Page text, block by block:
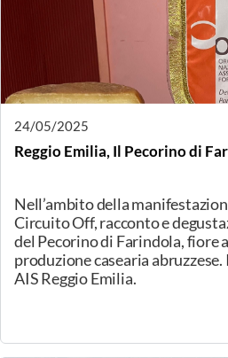
Gorgonzola incontra i
Per celebrare Gorgonzola
ONAF delegazione di Milano e
organizzano due serate
pubblico curioso ed interessato
degustazione di eccellenze